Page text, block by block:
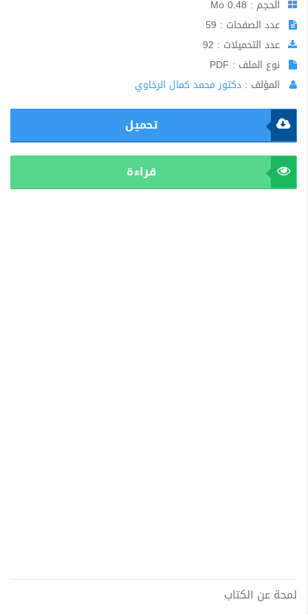
الحجم : 0.48 Mo
عدد الصفحات : 59
عدد التحميلات : 92
نوع الملف : PDF
المؤلف : دكتور محمد كمال الرخاوي
تحميل
قراءة
لمحة عن الكتاب